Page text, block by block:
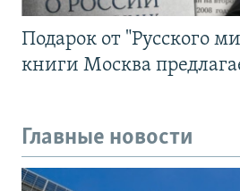
Подарок от "Русского
книги Москва
Главные новости